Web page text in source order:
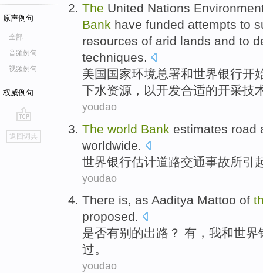
原声例句
全部
音频例句
视频例句
权威例句
go
top
返回词典
The United Nations
Bank have funded attempts to
resources of arid lands and to
techniques.
美国 国家环境总署和世界银行开
下水资源 ， 以开发合适的开采技
youdao
The world Bank estimates road
worldwide
世界银行估计道路交通事故所引
youdao
There is, as Aaditya Mattoo of
proposed.
是否有别的出路？ 有， 我和世界
过。
youdao